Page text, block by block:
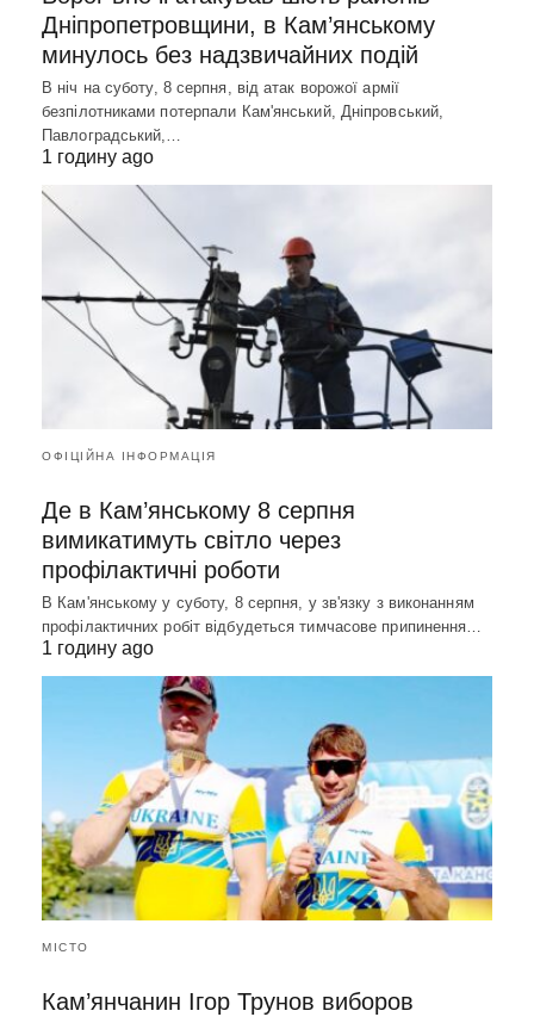
Дніпропетровщини, в Кам’янському
минулось без надзвичайних подій
В ніч на суботу, 8 серпня, від атак ворожої армії
безпілотниками потерпали Кам'янський, Дніпровський,
Павлоградський,…
1 годину ago
ОФІЦІЙНА ІНФОРМАЦІЯ
Де в Кам’янському 8 серпня
вимикатимуть світло через
профілактичні роботи
В Кам'янському у суботу, 8 серпня, у зв'язку з виконанням
профілактичних робіт відбудеться тимчасове припинення…
1 годину ago
МІСТО
Кам’янчанин Ігор Трунов виборов